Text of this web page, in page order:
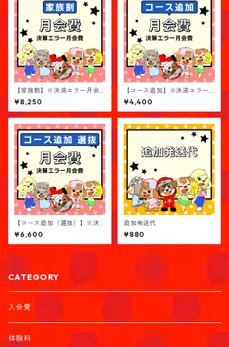
【家族割】※決済エラー月会
費
¥8,250
【コース追加】※決済エラー
月会費
¥4,400
【コース追加（選抜）】※決
済エラー月会費
¥6,600
追加発送代
¥880
CATEGORY
入会費
体験料